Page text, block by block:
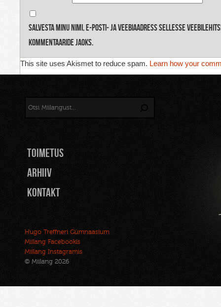
Salvesta minu nimi, e-posti- ja veebiaadress sellesse
kommentaaride jaoks.
This site uses Akismet to reduce spam. Learn how your
TOIMETUS
Arhiiv
Kontakt
Hugo Treffneri Gümnaasium
Miilang Facebookis
Miilang Instagramis
© Miilang 2026